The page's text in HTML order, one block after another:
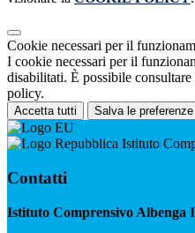
Cookie necessari per il
I cookie necessari per il
disabilitati. È possibile
policy.
Accetta tutti Salva le preferenze
Istituto
Contatti
Istituto Comprensivo Albenga I